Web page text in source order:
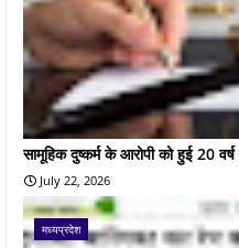
सामूहिक दुष्कर्म के आरोपी को हुई 20
July 22, 2026
मध्यप्रदेश